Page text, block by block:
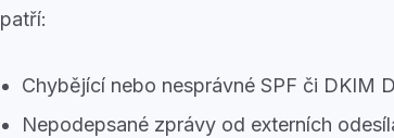
patří:
Chybějící nebo nesprávné SPF či DKIM
Nepodepsané zprávy od externích